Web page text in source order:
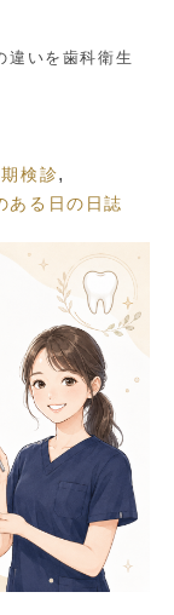
違いを歯科衛生
検診,
ある日の日誌